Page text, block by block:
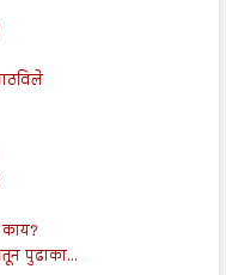
काय?
पुढाका...